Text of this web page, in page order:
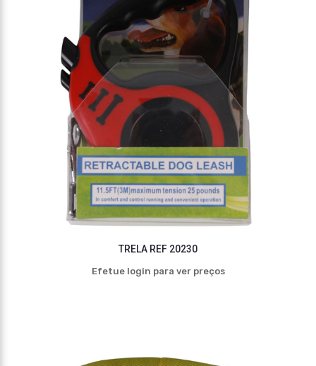
TRELA REF 20230
Efetue login para ver preços